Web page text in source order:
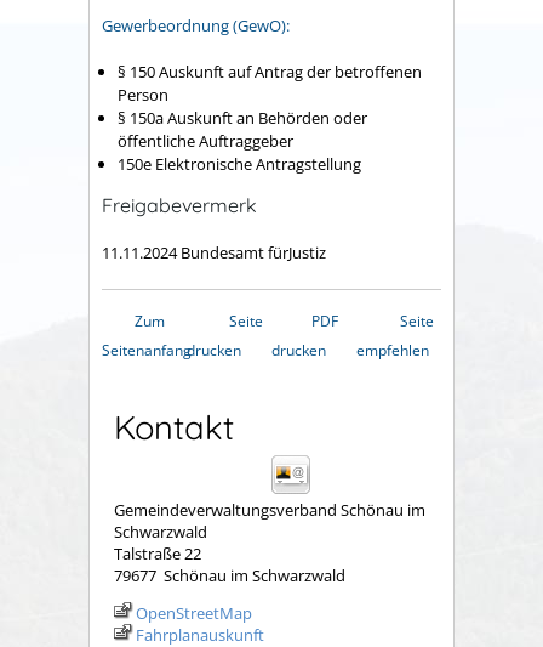
Gewerbeordnung (GewO):
§ 150 Auskunft auf Antrag der betroffenen
Person
§ 150a Auskunft an Behörden oder
öffentliche Auftraggeber
150e Elektronische Antragstellung
Freigabevermerk
11.11.2024 Bundesamt fürJustiz
Zum
Seitenanfang
Seite
drucken
PDF
drucken
Seite
empfehlen
Kontakt
Gemeindeverwaltungsverband Schönau im
Schwarzwald
Talstraße 22
79677 Schönau im Schwarzwald
OpenStreetMap
Fahrplanauskunft